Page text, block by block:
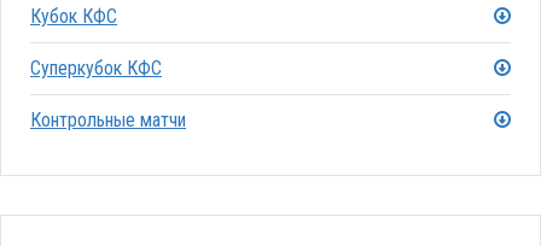
Кубок КФС
Суперкубок КФС
Контрольные матчи